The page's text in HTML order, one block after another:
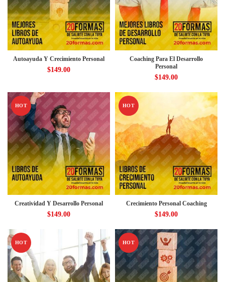
Autoayuda Y Crecimiento Personal
$149.00
Coaching Para El Desarrollo
Personal
$149.00
HOT
Creatividad Y Desarrollo Personal
$149.00
HOT
Crecimiento Personal Coaching
$149.00
HOT HOT